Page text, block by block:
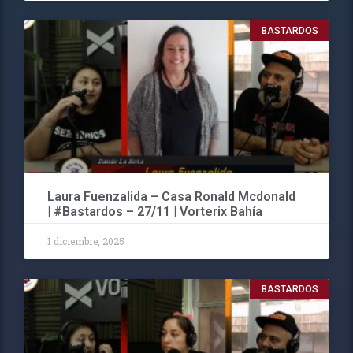
BASTARDOS
Laura Fuenzalida – Casa Ronald Mcdonald
| #Bastardos – 27/11 | Vorterix Bahía
1 diciembre, 2025
BASTARDOS